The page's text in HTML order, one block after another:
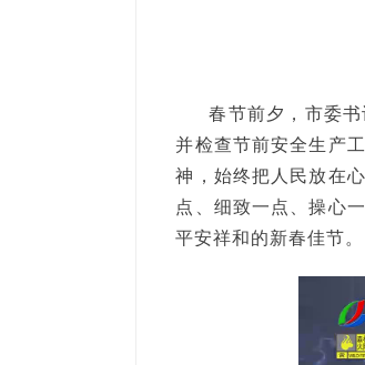
春节前夕，市委
并检查节前安全生产
神，始终把人民放在
点、细致一点、操心
平安祥和的新春佳节。